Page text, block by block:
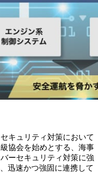
キュリティ対策において
協会を始めとする、海事
ーセキュリティ対策に強
迅速かつ強固に連携して